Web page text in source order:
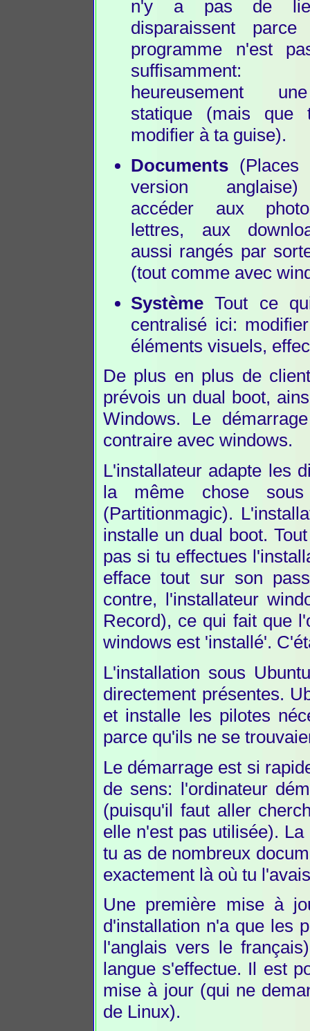
n'y a pas de
disparaissent
programme n'est
heureusement
statique (mais que
modifier à ta guise).
Documents (Places
version
accéder aux
lettres, aux
aussi rangés par
(tout comme avec
Système Tout ce
centralisé ici:
éléments visuels,
De plus en plus de
prévois un dual boot,
Windows. Le
contraire avec windows.
L'installateur adapte les
la même chose
(Partitionmagic).
installe un dual boot.
pas si tu effectues
efface tout sur son
contre, l'installateur
Record), ce qui fait que
windows est 'installé'.
L'installation sous
directement présentes.
et installe les pilotes
parce qu'ils ne se
Le démarrage est si
de sens: l'ordinateur
(puisqu'il faut aller
elle n'est pas utilisée).
tu as de nombreux
exactement là où tu
Une première mise à
d'installation n'a que les
l'anglais vers le
langue s'effectue. Il est
mise à jour (qui ne
de Linux).